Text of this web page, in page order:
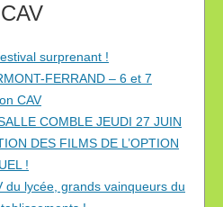
surprenant !
FERRAND – 6 et 7
CAV
COMBLE JEUDI 27 JUIN
DES FILMS DE L’OPTION
!
du lycée, grands vainqueurs du